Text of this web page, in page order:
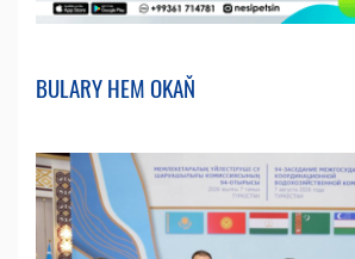
BULARY HEM OKAŇ